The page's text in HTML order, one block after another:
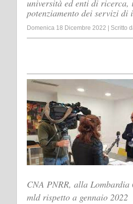
università ed enti di ricerca,
potenziamento dei servizi di
Domenica 18 Dicembre 2022 Scritto
CNA PNRR, alla
mld rispetto a gennaio 2022